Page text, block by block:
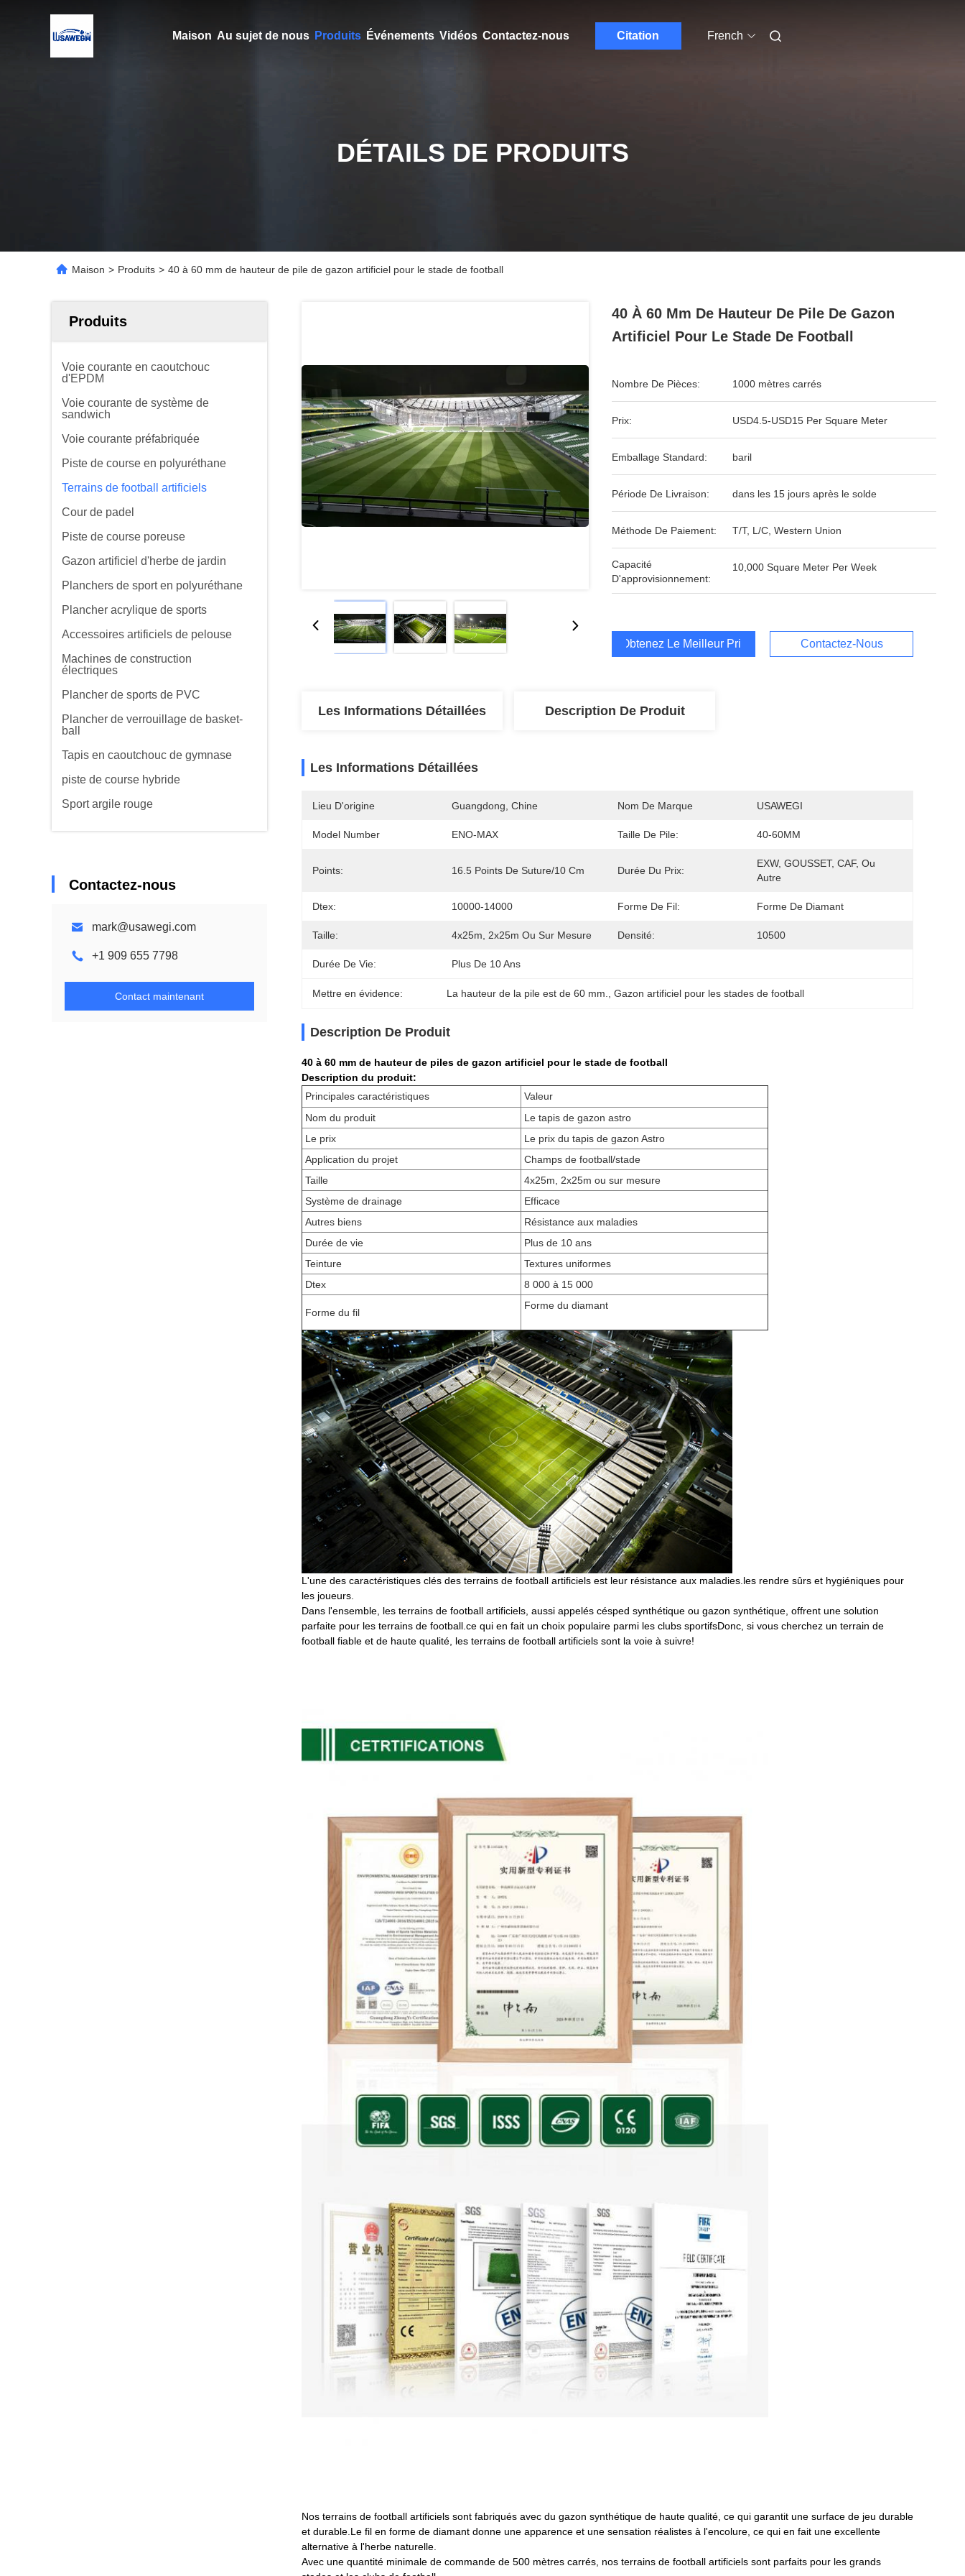
Maison Au sujet de nous Produits Événements Vidéos Contactez-nous Citation French
DÉTAILS DE PRODUITS
Maison > Produits > 40 à 60 mm de hauteur de pile de gazon artificiel pour le stade de football
Produits
Voie courante en caoutchouc
d'EPDM
Voie courante de système de
sandwich
Voie courante préfabriquée
Piste de course en polyuréthane
Terrains de football artificiels
Cour de padel
Piste de course poreuse
Gazon artificiel d'herbe de jardin
Planchers de sport en polyuréthane
Plancher acrylique de sports
Accessoires artificiels de pelouse
Machines de construction
électriques
Plancher de sports de PVC
Plancher de verrouillage de basket-
ball
Tapis en caoutchouc de gymnase
piste de course hybride
Sport argile rouge
Contactez-nous
mark@usawegi.com
+1 909 655 7798
Contact maintenant
40 À 60 Mm De Hauteur De Pile De Gazon
Artificiel Pour Le Stade De Football
Nombre De Pièces: 1000 mètres carrés
Prix: USD4.5-USD15 Per Square Meter
Emballage Standard: baril
Période De Livraison: dans les 15 jours après le solde
Méthode De Paiement: T/T, L/C, Western Union
Capacité
D'approvisionnement:
10,000 Square Meter Per Week
Obtenez Le Meilleur Prix Contactez-Nous
Les Informations Détaillées Description De Produit
Les Informations Détaillées
Lieu D'origine Guangdong, Chine Nom De Marque USAWEGI
Model Number ENO-MAX Taille De Pile: 40-60MM
Points: 16.5 Points De Suture/10 Cm Durée Du Prix:
EXW, GOUSSET, CAF, Ou
Autre
Dtex: 10000-14000 Forme De Fil: Forme De Diamant
Taille: 4x25m, 2x25m Ou Sur Mesure Densité: 10500
Durée De Vie: Plus De 10 Ans
Mettre en évidence: La hauteur de la pile est de 60 mm. , Gazon artificiel pour les stades de football
Description De Produit
40 à 60 mm de hauteur de piles de gazon artificiel pour le stade de football
Description du produit:
Principales caractéristiques
Valeur
Nom du produit
Le tapis de gazon astro
Le prix
Le prix du tapis de gazon Astro
Application du projet
Champs de football/stade
Taille
4x25m, 2x25m ou sur mesure
Système de drainage
Efficace
Autres biens
Résistance aux maladies
Durée de vie
Plus de 10 ans
Teinture
Textures uniformes
Dtex
8 000 à 15 000
Forme du fil
Forme du diamant
L'une des caractéristiques clés des terrains de football artificiels est leur résistance aux maladies.les rendre sûrs et hygiéniques pour
les joueurs.
Dans l'ensemble, les terrains de football artificiels, aussi appelés césped synthétique ou gazon synthétique, offrent une solution
parfaite pour les terrains de football.ce qui en fait un choix populaire parmi les clubs sportifsDonc, si vous cherchez un terrain de
football fiable et de haute qualité, les terrains de football artificiels sont la voie à suivre!
Nos terrains de football artificiels sont fabriqués avec du gazon synthétique de haute qualité, ce qui garantit une surface de jeu durable
et durable.Le fil en forme de diamant donne une apparence et une sensation réalistes à l'encolure, ce qui en fait une excellente
alternative à l'herbe naturelle.
Avec une quantité minimale de commande de 500 mètres carrés, nos terrains de football artificiels sont parfaits pour les grands